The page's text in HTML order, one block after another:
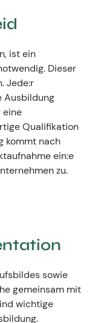
ist ein
Dieser
Jede:r
Ausbildung
eine
Qualifikation
kommt nach
ein:e
zu.
sowie
gemeinsam mit
wichtige